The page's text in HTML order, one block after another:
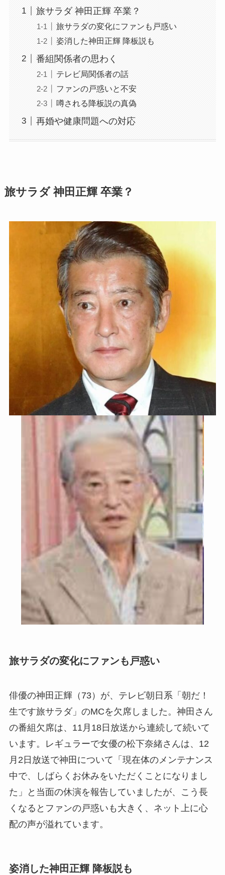
旅サラダ 神田正輝 卒業？
旅サラダの変化にファンも戸惑い
姿消した神田正輝 降板説も
番組関係者の思わく
テレビ局関係者の話
ファンの戸惑いと不安
噂される降板説の真偽
再婚や健康問題への対応
旅サラダ 神田正輝 卒業？
旅サラダの変化にファンも戸惑い
俳優の神田正輝（73）が、テレビ朝日系「朝だ！
生です旅サラダ」のMCを欠席しました。神田さん
の番組欠席は、11月18日放送から連続して続いて
います。レギュラーで女優の松下奈緒さんは、12
月2日放送で神田について「現在体のメンテナンス
中で、しばらくお休みをいただくことになりまし
た」と当面の休演を報告していましたが、こう長
くなるとファンの戸惑いも大きく、ネット上に心
配の声が溢れています。
姿消した神田正輝 降板説も